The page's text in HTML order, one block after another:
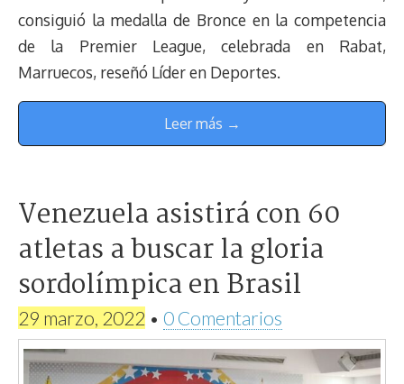
consiguió la medalla de Bronce en la competencia
de la Premier League, celebrada en Rabat,
Marruecos, reseñó Líder en Deportes.
Leer más →
Venezuela asistirá con 60
atletas a buscar la gloria
sordolímpica en Brasil
29 marzo, 2022 • 0 Comentarios